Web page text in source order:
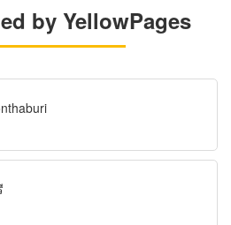
by YellowPages